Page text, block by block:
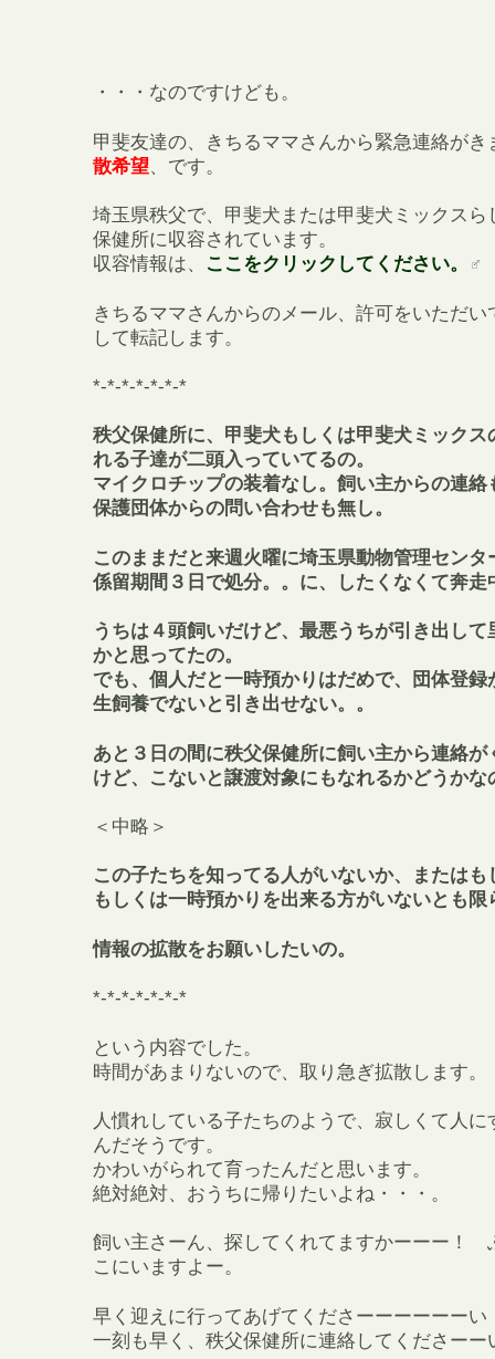
・・・なのですけども。
甲斐友達の、きちるママさんから緊急連絡がき
散希望、です。
埼玉県秩父で、甲斐犬または甲斐犬ミックスら
保健所に収容されています。
収容情報は、
ここをクリックしてください。
きちるママさんからのメール、許可をいただい
して転記します。
*-*-*-*-*-*-*
秩父保健所に、甲斐犬もしくは甲斐犬ミックス
れる子達が二頭入っていてるの。
マイクロチップの装着なし。飼い主からの連絡
保護団体からの問い合わせも無し。
このままだと来週火曜に埼玉県動物管理センタ
係留期間３日で処分。。に、したくなくて奔走
うちは４頭飼いだけど、最悪うちが引き出して
かと思ってたの。
でも、個人だと一時預かりはだめで、団体登録
生飼養でないと引き出せない。。
あと３日の間に秩父保健所に飼い主から連絡が
けど、こないと譲渡対象にもなれるかどうかな
＜中略＞
この子たちを知ってる人がいないか、またはも
もしくは一時預かりを出来る方がいないとも限
情報の拡散をお願いしたいの。
*-*-*-*-*-*-*
という内容でした。
時間があまりないので、取り急ぎ拡散します。
人慣れしている子たちのようで、寂しくて人に
んだそうです。
かわいがられて育ったんだと思います。
絶対絶対、おうちに帰りたいよね・・・。
飼い主さーん、探してくれてますかーーー！
こにいますよー。
早く迎えに行ってあげてくださーーーーーーい
一刻も早く、秩父保健所に連絡してくださーー